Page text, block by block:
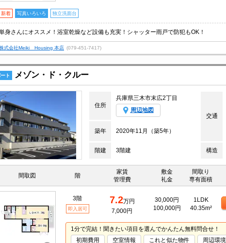
新着 写真いろいろ 独立洗面台
身さんにオススメ！浴室乾燥など設備も充実！シャッター雨戸で防犯もOK！
式会社Meiki Housing 本店 (079-451-7417)
ト メゾン・ド・クルー
住所
兵庫県三木市末広2丁目
周辺地図
交通
築年
2020年11月（築5年）
階建 3階建 構造
間取図 階
家賃
管理費
敷金
礼金
間取り
専有面積
3階
即入居可
7.2万円
7,000円
30,000円
100,000円
1LDK
40.35m²
1分で完結！聞きたい項目を選んでかんたん無料問合せ！
初期費用
空室情報 これと似た物件 周辺環境